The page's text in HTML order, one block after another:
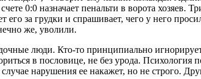
0:0 назначает пенальти в ворота хозяев.
его за грудки и спрашивает, чего у него
же, уволили.
люди. Кто-то принципиально
в пословице, не без урода.
нарушения ее накажет, но не строго.